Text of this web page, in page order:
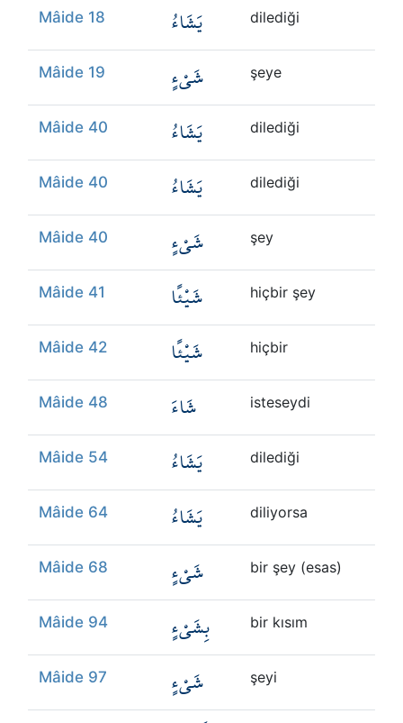
Mâide 18 يَشَاءُ dilediği
Mâide 19 شَيْءٍ şeye
Mâide 40 يَشَاءُ dilediği
Mâide 40 يَشَاءُ dilediği
Mâide 40 شَيْءٍ şey
Mâide 41 شَيْئًا hiçbir şey
Mâide 42 شَيْئًا hiçbir
Mâide 48 شَاءَ isteseydi
Mâide 54 يَشَاءُ dilediği
Mâide 64 يَشَاءُ diliyorsa
Mâide 68 شَيْءٍ bir şey (esas)
Mâide 94 بِشَيْءٍ bir kısım
Mâide 97 شَيْءٍ şeyi